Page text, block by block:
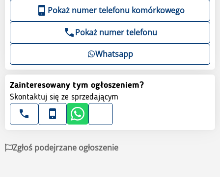
Pokaż numer telefonu komórkowego
Pokaż numer telefonu
Whatsapp
Zainteresowany tym ogłoszeniem?
Skontaktuj się ze sprzedającym
Zgłoś podejrzane ogłoszenie